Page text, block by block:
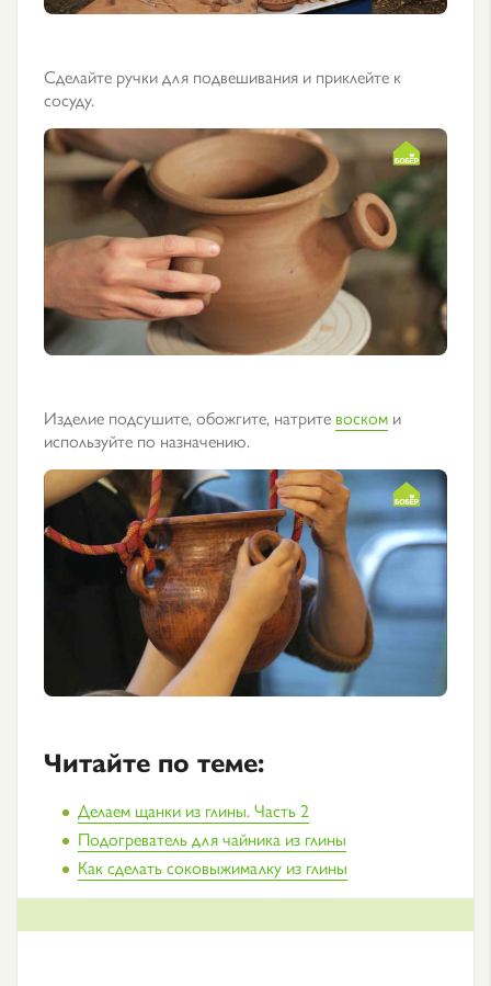
Сделайте ручки для подвешивания и приклейте к
сосуду.
Изделие подсушите, обожгите, натрите воском и
используйте по назначению.
Читайте по теме:
Делаем щанки из глины. Часть 2
Подогреватель для чайника из глины
Как сделать соковыжималку из глины